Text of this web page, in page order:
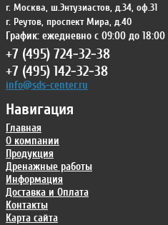
Навигация
Главная
О компании
Продукция
Дренажные работы
Информация
Доставка и Оплата
Контакты
Карта сайта
г. Москва, ш.Энтузиастов, д.34, оф.31
г. Реутов, проспект Мира, д.40
График: ежедневно с 09:00 до 18:00
+7 (495) 724-32-38
+7 (495) 142-32-38
info@sds-center.ru